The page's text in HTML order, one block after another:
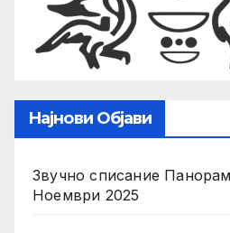
Најнови Објави
Звучно списание
Ноември 2025